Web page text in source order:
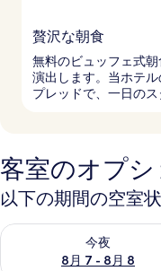
贅沢な朝食
無料のビュッフェ式
演出します。当ホテ
プレッドで、一日のス
客室のオプシ
以下の期間の空室
今夜
8月 7 - 8月 8
今夜 8月 7 - 8月 8 の空室